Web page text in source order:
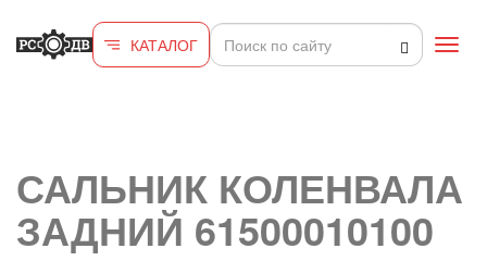
КАТАЛОГ
САЛЬНИК КОЛЕНВАЛА
ЗАДНИЙ 61500010100